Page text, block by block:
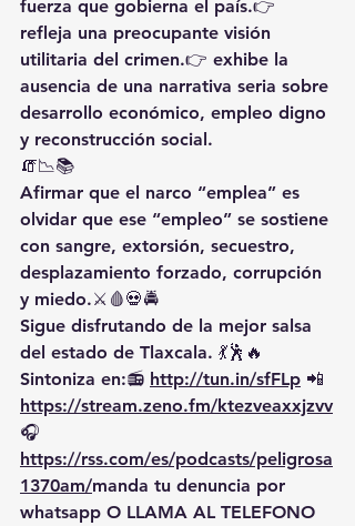
fuerza que gobierna el país.👉
refleja una preocupante visión
utilitaria del crimen.👉 exhibe la
ausencia de una narrativa seria sobre
desarrollo económico, empleo digno
y reconstrucción social.
🧯📉📚
Afirmar que el narco “emplea” es
olvidar que ese “empleo” se sostiene
con sangre, extorsión, secuestro,
desplazamiento forzado, corrupción
y miedo.⚔️🩸💀🚔
Sigue disfrutando de la mejor salsa
del estado de Tlaxcala. 💃🕺🔥
Sintoniza en:📻 http://tun.in/sfFLp 📲
https://stream.zeno.fm/ktezveaxxjzvv
🎧
https://rss.com/es/podcasts/peligrosa
1370am/manda tu denuncia por
whatsapp O LLAMA AL TELEFONO